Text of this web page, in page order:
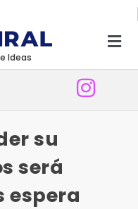
Ideas
su
será
espera